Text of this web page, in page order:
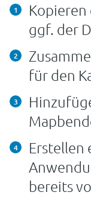
Kopieren
ggf. der
für den
Erstellen
bereits